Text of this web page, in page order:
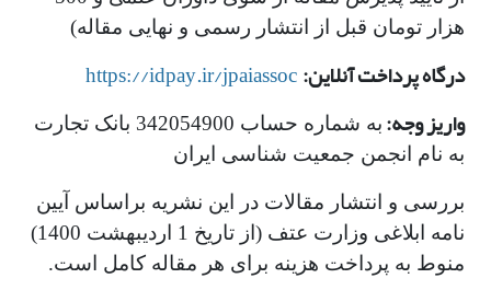
هزار تومان قبل از انتشار رسمی و نهایی مقاله)
درگاه پرداخت آنلاین:https://idpay.ir/jpaiassoc
واریز وجه:
به شماره حساب 342054900 بانک تجارت
به نام انجمن جمعیت شناسی ایران
بررسی و انتشار مقالات در این نشریه براساس آیین
نامه ابلاغی وزارت عتف (از تاریخ 1 اردیبهشت 1400)
منوط به پرداخت هزینه برای هر مقاله کامل است.